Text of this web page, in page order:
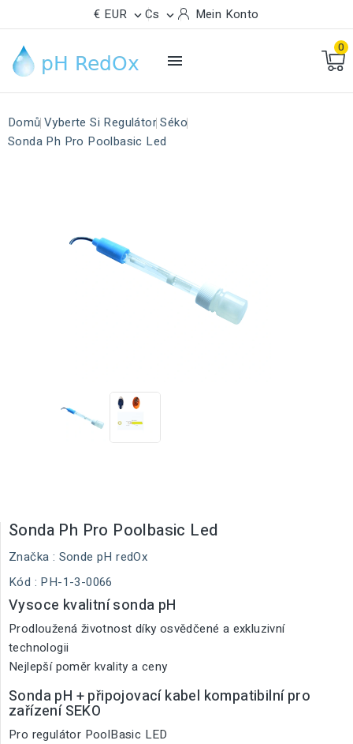
€ EUR  Cs  Mein Konto

0
Domů Vyberte Si Regulátor Séko
Sonda Ph Pro Poolbasic Led
Sonda Ph Pro Poolbasic Led
Značka : Sonde pH redOx
Kód : PH-1-3-0066
Vysoce kvalitní sonda pH
Prodloužená životnost díky osvědčené a exkluzivní
technologii
Nejlepší poměr kvality a ceny
Sonda pH + připojovací kabel kompatibilní pro
zařízení SEKO
Pro regulátor PoolBasic LED